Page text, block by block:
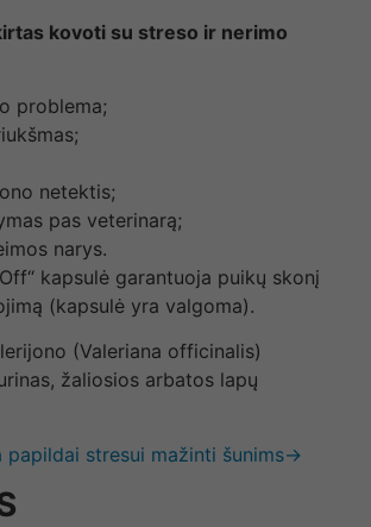
kovoti su streso ir nerimo
problema;
netektis;
pas veterinarą;
narys.
kapsulė garantuoja puikų skonį
(kapsulė yra valgoma).
(Valeriana officinalis)
žaliosios arbatos lapų
papildai stresui mažinti šunims→